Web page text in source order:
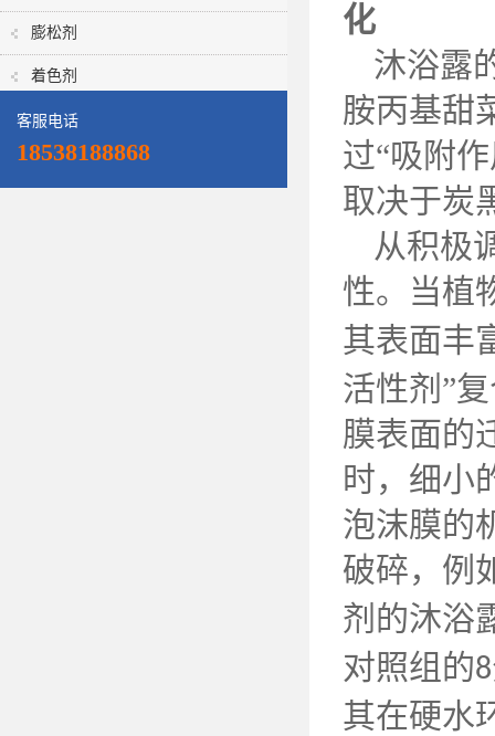
膨松剂
着色剂
客服电话
18538188868
化
沐浴露
胺丙基甜
过“吸附
取决于炭
从积极
性。当植
其表面丰
活性剂”
膜表面的
时，细小
泡沫膜的
破碎，例
剂的沐浴
对照组的8
其在硬水